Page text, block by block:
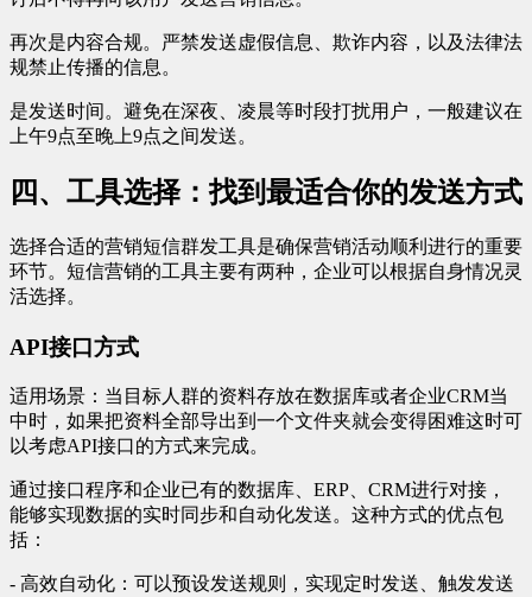
再次是内容合规。严禁发送虚假信息、欺诈内容，以及法律法
规禁止传播的信息。
是发送时间。避免在深夜、凌晨等时段打扰用户，一般建议在
上午9点至晚上9点之间发送。
四、工具选择：找到最适合你的发送方式
选择合适的营销短信群发工具是确保营销活动顺利进行的重要
环节。短信营销的工具主要有两种，企业可以根据自身情况灵
活选择。
API接口方式
适用场景：当目标人群的资料存放在数据库或者企业CRM当
中时，如果把资料全部导出到一个文件夹就会变得困难这时可
以考虑API接口的方式来完成。
通过接口程序和企业已有的数据库、ERP、CRM进行对接，
能够实现数据的实时同步和自动化发送。这种方式的优点包
括：
- 高效自动化：可以预设发送规则，实现定时发送、触发发送